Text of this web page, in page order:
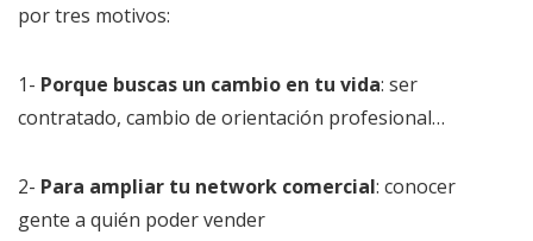
por tres motivos:
1- Porque buscas un cambio en tu vida: ser
contratado, cambio de orientación profesional…
2- Para ampliar tu network comercial: conocer
gente a quién poder vender